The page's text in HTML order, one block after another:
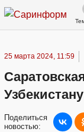
25 марта 2024, 11:59
Поделиться
новостью: